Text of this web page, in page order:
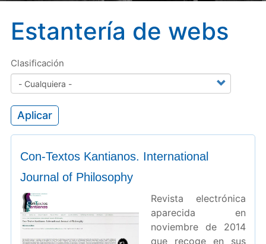
Estantería de webs
Clasificación
Aplicar
Con-Textos Kantianos. International
Journal of Philosophy
Revista electrónica
aparecida en
noviembre de 2014
que recoge en sus